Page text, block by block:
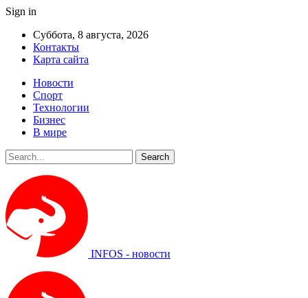
Sign in
Суббота, 8 августа, 2026
Контакты
Карта сайта
Новости
Спорт
Технологии
Бизнес
В мире
INFOS - новости